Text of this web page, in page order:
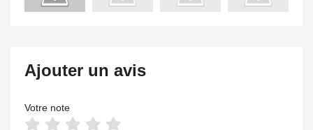
Ajouter un avis
Votre note